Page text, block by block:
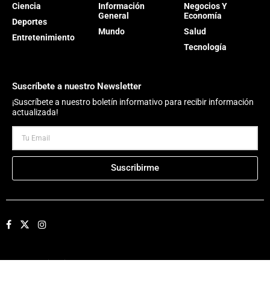
Ciencia
Deportes
Entretenimiento
Información
General
Mundo
Negocios Y
Economía
Salud
Tecnología
Suscríbete a nuestro Newsletter
¡Suscríbete a nuestro boletín informativo para recibir información
actualizada!
Suscribirme
© 2026 Sintaxis – Todos los derechos reservados – Desarrolla:Daskalos